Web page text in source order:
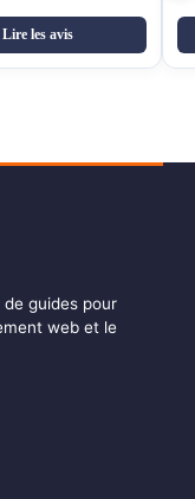
Lire les avis
guides pour
web et le